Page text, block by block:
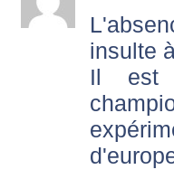
insulte
Il est